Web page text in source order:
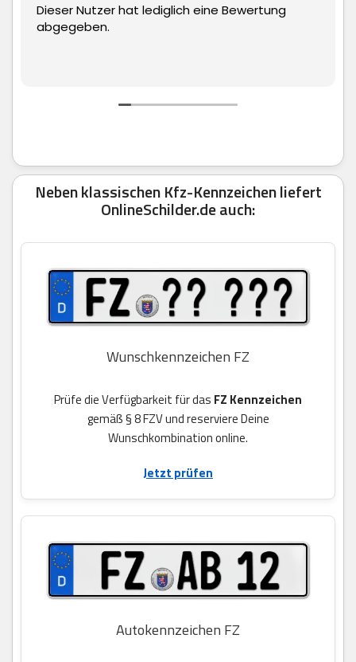
Dieser Nutzer hat lediglich eine Bewertung
abgegeben.
Neben klassischen Kfz-Kennzeichen liefert
OnlineSchilder.de auch:
Wunschkennzeichen FZ
Prüfe die Verfügbarkeit für das FZ Kennzeichen
gemäß § 8 FZV und reserviere Deine
Wunschkombination online.
Jetzt prüfen
Autokennzeichen FZ